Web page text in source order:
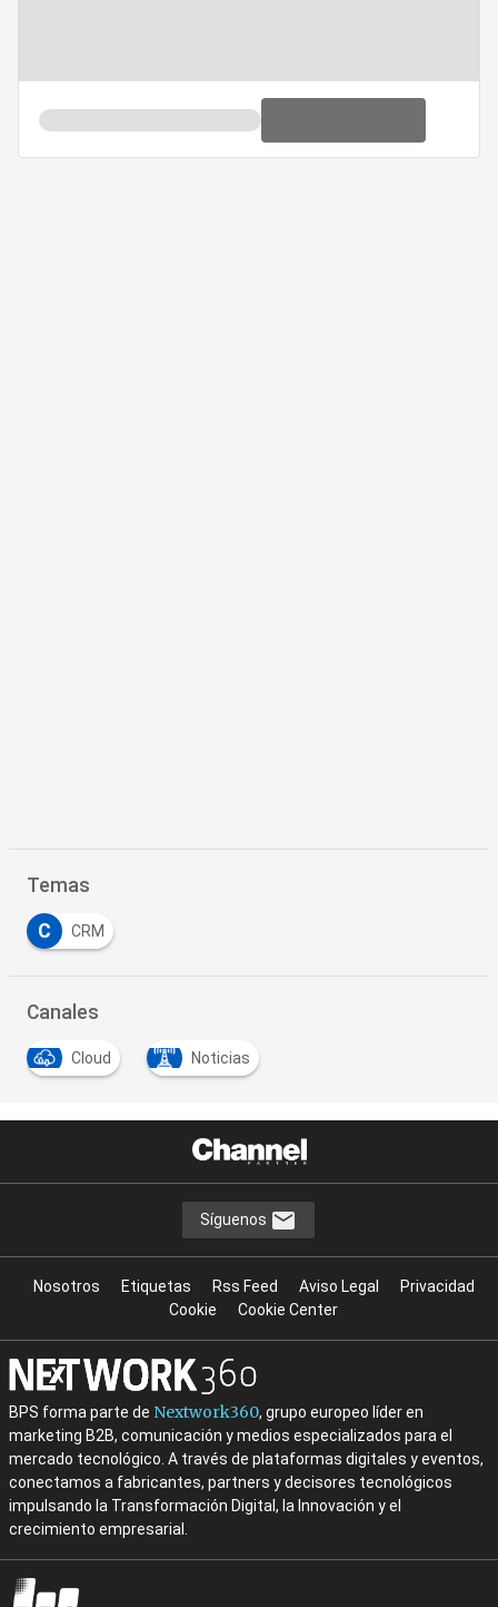
Temas
C CRM
Canales
Cloud Noticias
Síguenos
Nosotros Etiquetas Rss Feed Aviso Legal
Privacidad
Cookie
Cookie Center
BPS forma parte de Nextwork360, grupo europeo líder en
marketing B2B, comunicación y medios especializados para el
mercado tecnológico. A través de plataformas digitales y eventos,
conectamos a fabricantes, partners y decisores tecnológicos
impulsando la Transformación Digital, la Innovación y el
crecimiento empresarial.